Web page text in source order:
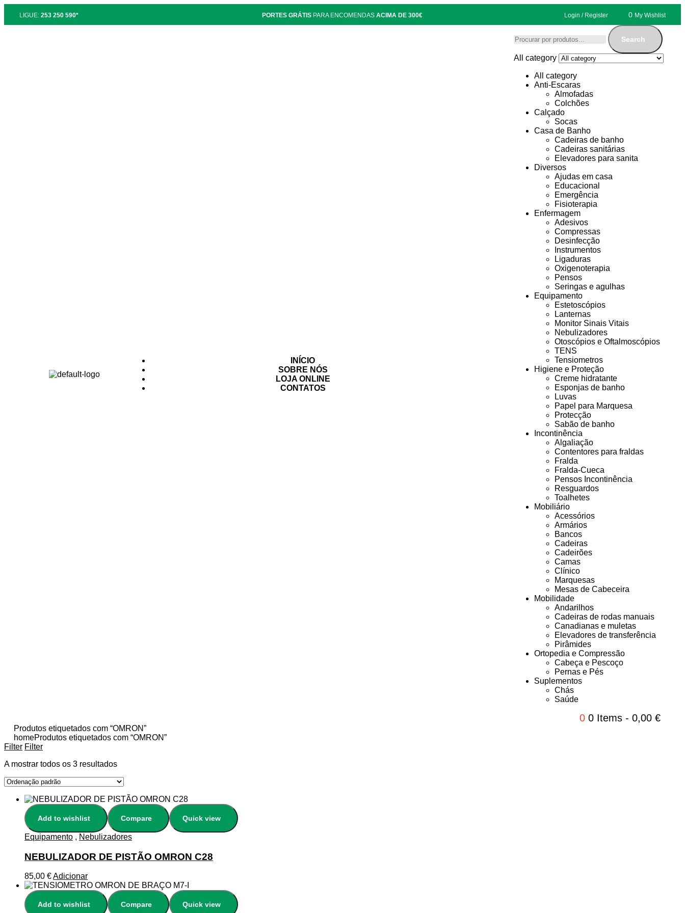
LIGUE: 253 250 590* PORTES GRÁTIS PARA ENCOMENDASACIMA DE 300€ Login / Register 0 My Wishlist
INÍCIO
SOBRE NÓS
LOJA ONLINE
CONTATOS
Search
All category
All category
Anti-Escaras
Almofadas
Colchões
Calçado
Socas
Casa de Banho
Cadeiras de banho
Cadeiras sanitárias
Elevadores para sanita
Diversos
Ajudas em casa
Educacional
Emergência
Fisioterapia
Enfermagem
Adesivos
Compressas
Desinfecção
Instrumentos
Ligaduras
Oxigenoterapia
Pensos
Seringas e agulhas
Equipamento
Estetoscópios
Lanternas
Monitor Sinais Vitais
Nebulizadores
Otoscópios e Oftalmoscópios
TENS
Tensiometros
Higiene e Proteção
Creme hidratante
Esponjas de banho
Luvas
Papel para Marquesa
Protecção
Sabão de banho
Incontinência
Algaliação
Contentores para fraldas
Fralda
Fralda-Cueca
Pensos Incontinência
Resguardos
Toalhetes
Mobiliário
Acessórios
Armários
Bancos
Cadeiras
Cadeirões
Camas
Clínico
Marquesas
Mesas de Cabeceira
Mobilidade
Andarilhos
Cadeiras de rodas manuais
Canadianas e muletas
Elevadores de transferência
Pirâmides
Ortopedia e Compressão
Cabeça e Pescoço
Pernas e Pés
Suplementos
Chás
Saúde
0 0 Items- 0,00 €
Produtos etiquetados com “OMRON”
homeProdutos etiquetados com “OMRON”
Filter Filter
A mostrar todos os 3 resultados
Add to wishlist Compare Quick view
Equipamento , Nebulizadores
NEBULIZADOR DE PISTÃO OMRON C28
85,00 €Adicionar
Add to wishlist Compare Quick view